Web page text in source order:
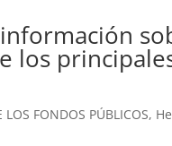
los
FONDOS PÚBLICOS,